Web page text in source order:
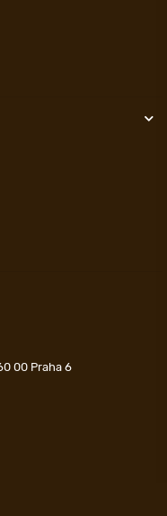
00 Praha 6